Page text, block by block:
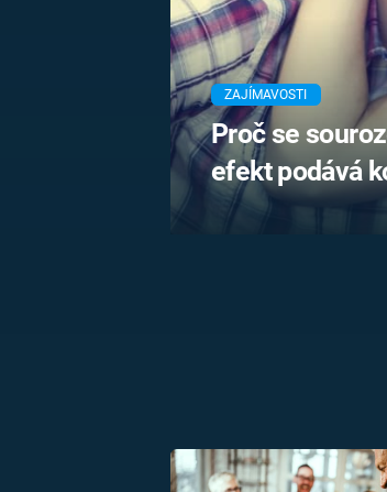
ZAJÍMAVOSTI
Proč se
efekt podává